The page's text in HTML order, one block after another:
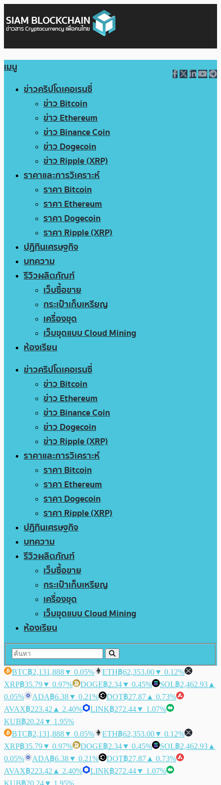
เมนู
ข่าวคริปโตเคอเรนซี่
ข่าว Bitcoin
ข่าว Ethereum
ข่าว Binance Coin
ข่าว Dogecoin
ข่าว Ripple (XRP)
ราคาและการวิเคราะห์
ราคา Bitcoin
ราคา Ethereum
ราคา Dogecoin
ราคา Ripple (XRP)
ปฏิทินเศรษฐกิจ
บทความ
รีวิวผลิตภัณฑ์
เว็บซื้อขาย
กระเป๋าเก็บเหรียญ
เครื่องขุด
เว็บขุดแบบ Cloud Mining
ห้องเรียน
ข่าวคริปโตเคอเรนซี่
ข่าว Bitcoin
ข่าว Ethereum
ข่าว Binance Coin
ข่าว Dogecoin
ข่าว Ripple (XRP)
ราคาและการวิเคราะห์
ราคา Bitcoin
ราคา Ethereum
ราคา Dogecoin
ราคา Ripple (XRP)
ปฏิทินเศรษฐกิจ
บทความ
รีวิวผลิตภัณฑ์
เว็บซื้อขาย
กระเป๋าเก็บเหรียญ
เครื่องขุด
เว็บขุดแบบ Cloud Mining
ห้องเรียน
BTC฿2,131,888▼ 0.05% ETH฿62,353.00▼ 0.12%
XRP฿35.79▼ 0.97% DOGE฿2.34▼ 0.45% SOL฿2,462.93 ▲
0.05%
ADA฿6.38▼ 0.21% DOT฿27.87 ▲ 0.73%
AVAX฿223.42 ▲ 2.40% LINK฿272.44▼ 1.07%
KUB฿20.24▼ 1.95%
BTC฿2,131,888▼ 0.05% ETH฿62,353.00▼ 0.12%
XRP฿35.79▼ 0.97% DOGE฿2.34▼ 0.45% SOL฿2,462.93 ▲
0.05%
ADA฿6.38▼ 0.21% DOT฿27.87 ▲ 0.73%
AVAX฿223.42 ▲ 2.40% LINK฿272.44▼ 1.07%
KUB฿20.24▼ 1.95%